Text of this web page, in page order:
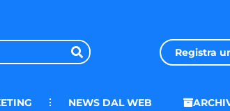
Registra
NEWS DAL WEB